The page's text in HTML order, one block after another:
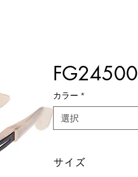
FG24500
カラー *
選択
サイズ